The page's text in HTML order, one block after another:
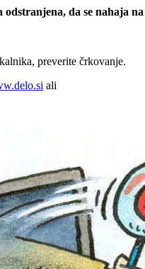
da se nahaja
preverite črkovanje.
ali